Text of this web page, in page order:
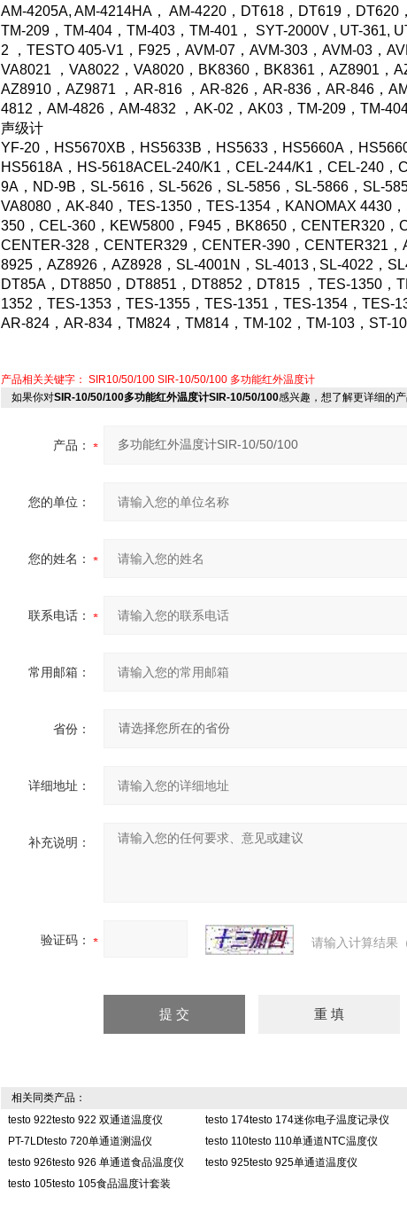
AM-4205A, AM-4214HA ， AM-4220，DT618，DT619，DT620
TM-209，TM-404，TM-403，TM-401， SYT-2000V , UT-361,
2 ，TESTO 405-V1， F925，AVM-07， AVM-303 ，AVM-03，
VA8021 ，VA8022，VA8020，BK8360，BK8361，AZ8901，
AZ8910，AZ9871 ，AR-816 ，AR-826，AR-836，AR-846，
4812，AM-4826，AM-4832 ，AK-02，AK03，TM-209，TM-
声级计
YF-20 ，HS5670XB，HS5633B，HS5633，HS5660A，
HS5618A，HS-5618ACEL-240/K1，CEL-244/K1，CEL-240，
9A，ND-9B，SL-5616，SL-5626，SL-5856，SL-5866，SL-
VA8080，AK-840，TES-1350，TES-1354，KANOMAX 4430
350，CEL-360，KEW5800，F945，BK8650，CENTER320，
CENTER-328，CENTER329，CENTER-390，CENTER321
8925，AZ8926，AZ8928，SL-4001N，SL-4013 , SL-4022，
DT85A，DT8850，DT8851，DT8852，DT815 ，TES-1350，
1352，TES-1353，TES-1355，TES-1351，TES-1354，TES-
AR-824，AR-834，TM824，TM814，TM-102，TM-103，ST-
产品相关关键字： SIR10/50/100 SIR-10/50/100 多功能红外温度计
如果你对SIR-10/50/100多功能红外温度计SIR-10/50/100感兴趣，想了解更详细的
产品：
您的单位：
您的姓名：
联系电话：
常用邮箱：
省份：
详细地址：
补充说明：
验证码： 请输入计算结果
相关同类产品：
testo 922testo 922 双通道温度仪
testo 174testo 174迷你电子温度记录仪
PT-7LDtesto 720单通道测温仪
testo 110testo 110单通道NTC温度仪
testo 926testo 926 单通道食品温度仪
testo 925testo 925单通道温度仪
testo 105testo 105食品温度计套装